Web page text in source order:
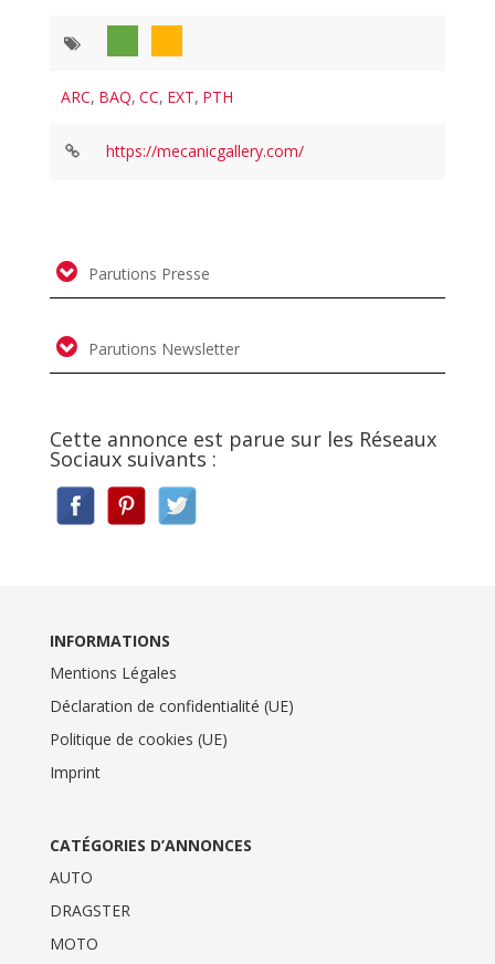
ARC, BAQ, CC, EXT, PTH
https://mecanicgallery.com/
Parutions Presse
Parutions Newsletter
Cette annonce est parue sur les Réseaux
Sociaux suivants :
INFORMATIONS
Mentions Légales
Déclaration de confidentialité (UE)
Politique de cookies (UE)
Imprint
CATÉGORIES D’ANNONCES
AUTO
DRAGSTER
MOTO